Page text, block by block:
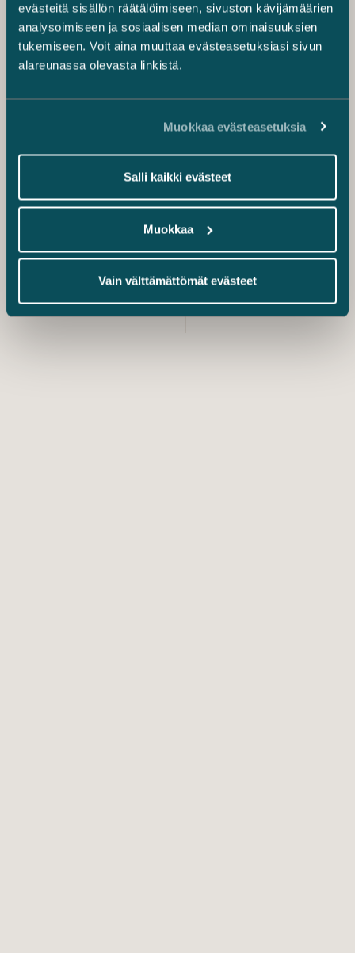
evästeitä sisällön räätälöimiseen, sivuston kävijämäärien
analysoimiseen ja sosiaalisen median ominaisuuksien
tukemiseen. Voit aina muuttaa evästeasetuksiasi sivun
alareunassa olevasta linkistä.
Muokkaa evästeasetuksia
Salli kaikki evästeet
Muokkaa
Vain välttämättömät evästeet
Miten valmistautua EU:n uuden
tietosuoja-asetuksen vaatimuksiin?